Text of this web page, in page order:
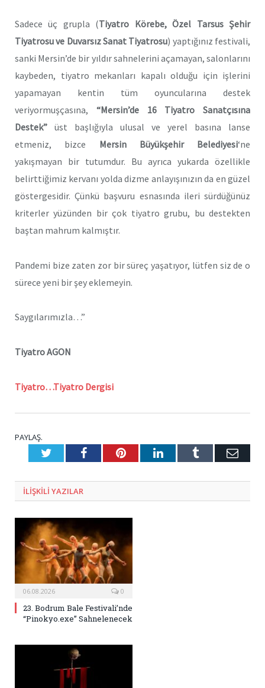
Sadece üç grupla (Tiyatro Körebe, Özel Tarsus Şehir
Tiyatrosu ve Duvarsız Sanat Tiyatrosu) yaptığınız festivali,
sanki Mersin’de bir yıldır sahnelerini açamayan, salonlarını
kaybeden, tiyatro mekanları kapalı olduğu için işlerini
yapamayan kentin tüm oyuncularına destek
veriyormuşçasına, “Mersin’de 16 Tiyatro Sanatçısına
Destek” üst başlığıyla ulusal ve yerel basına lanse
etmeniz, bizce Mersin Büyükşehir Belediyesi‘ne
yakışmayan bir tutumdur. Bu ayrıca yukarda özellikle
belirttiğimiz kervanı yolda dizme anlayışınızın da en güzel
göstergesidir. Çünkü başvuru esnasında ileri sürdüğünüz
kriterler yüzünden bir çok tiyatro grubu, bu destekten
baştan mahrum kalmıştır.
Pandemi bize zaten zor bir süreç yaşatıyor, lütfen siz de o
sürece yeni bir şey eklemeyin.
Saygılarımızla…”
Tiyatro AGON
Tiyatro…Tiyatro Dergisi
PAYLAŞ.
TwitterFacebookPinterestLinkedInTumblr E-
ILIŞKILI YAZILAR
06.08.2026 0
23. Bodrum Bale Festivali’nde
“Pinokyo.exe” Sahnelenecek